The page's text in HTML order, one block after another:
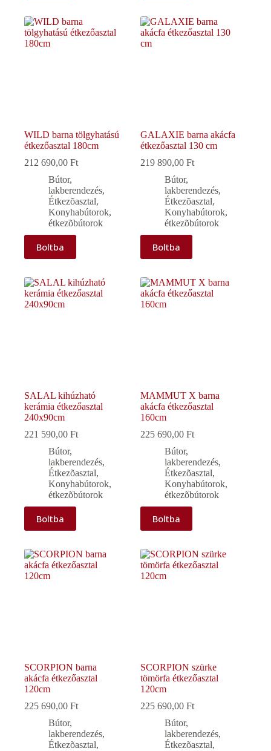
WILD barna tölgyhatású
étkezőasztal 180cm
212 690,00 Ft
Bútor,
lakberendezés,
Étkezõasztal,
Konyhabútorok,
étkezõbútorok
Boltba
GALAXIE barna akácfa
étkezőasztal 130 cm
219 890,00Ft
Bútor,
lakberendezés,
Étkezõasztal,
Konyhabútorok,
étkezõbútorok
Boltba
SALAL kihúzható
kerámia étkezőasztal
240x90cm
221 590,00 Ft
Bútor,
lakberendezés,
Étkezõasztal,
Konyhabútorok,
étkezõbútorok
Boltba
MAMMUT X barna
akácfa étkezőasztal
160cm
225 690,00Ft
Bútor,
lakberendezés,
Étkezõasztal,
Konyhabútorok,
étkezõbútorok
Boltba
SCORPION barna
akácfa étkezőasztal
120cm
225 690,00 Ft
Bútor,
lakberendezés,
Étkezõasztal,
SCORPION szürke
tömörfa étkezőasztal
120cm
225 690,00Ft
Bútor,
lakberendezés,
Étkezõasztal,